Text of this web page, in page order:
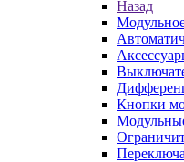
Назад
Кнопки